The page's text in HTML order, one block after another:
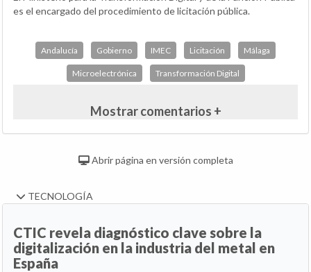
es el encargado del procedimiento de licitación pública.
Andalucía Gobierno IMEC Licitación Málaga
Microelectrónica Transformación Digital
Mostrar comentarios +
Abrir página en versión completa
TECNOLOGÍA
CTIC revela diagnóstico clave sobre la
digitalización en la industria del metal en
España